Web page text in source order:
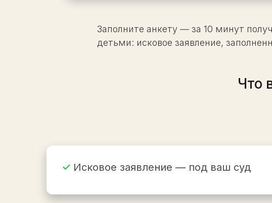
Заполните анкету — за 10 минут
детьми: исковое заявление,
Что
✓ Исковое заявление — под ваш суд